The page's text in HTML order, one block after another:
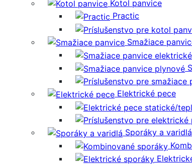
Kotol panvice
Practic
Smažiace
Elektrické pece
Sporáky a varidlá